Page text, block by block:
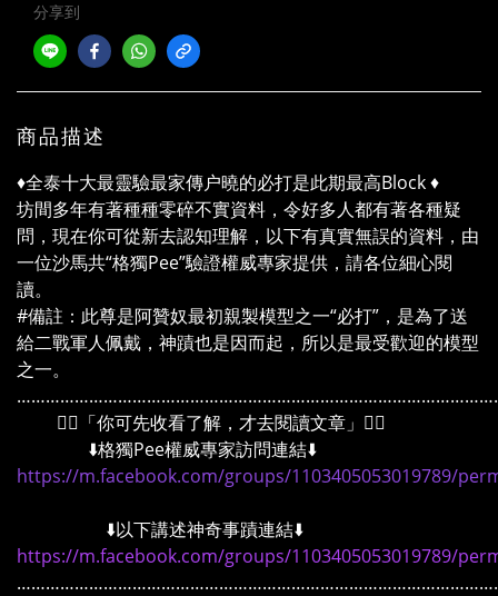
分享到
商品描述
♦️全泰十大最靈驗最家傳户曉的必打是此期最高Block ♦️
坊間多年有著種種零碎不實資料，令好多人都有著各種疑
問，現在你可從新去認知理解，以下有真實無誤的資料，由
一位沙馬共“格獨Pee”驗證權威專家提供，請各位細心閱
讀。
#備註：此尊是阿贊奴最初親製模型之一“必打”，是為了送
給二戰軍人佩戴，神蹟也是因而起，所以是最受歡迎的模型
之一。
👉🏻「你可先收看了解，才去閱讀文章」👈🏻
⬇️格獨Pee權威專家訪問連結⬇️
https://m.facebook.com/groups/1103405053019789/
⬇️以下講述神奇事蹟連結⬇️
https://m.facebook.com/groups/1103405053019789/